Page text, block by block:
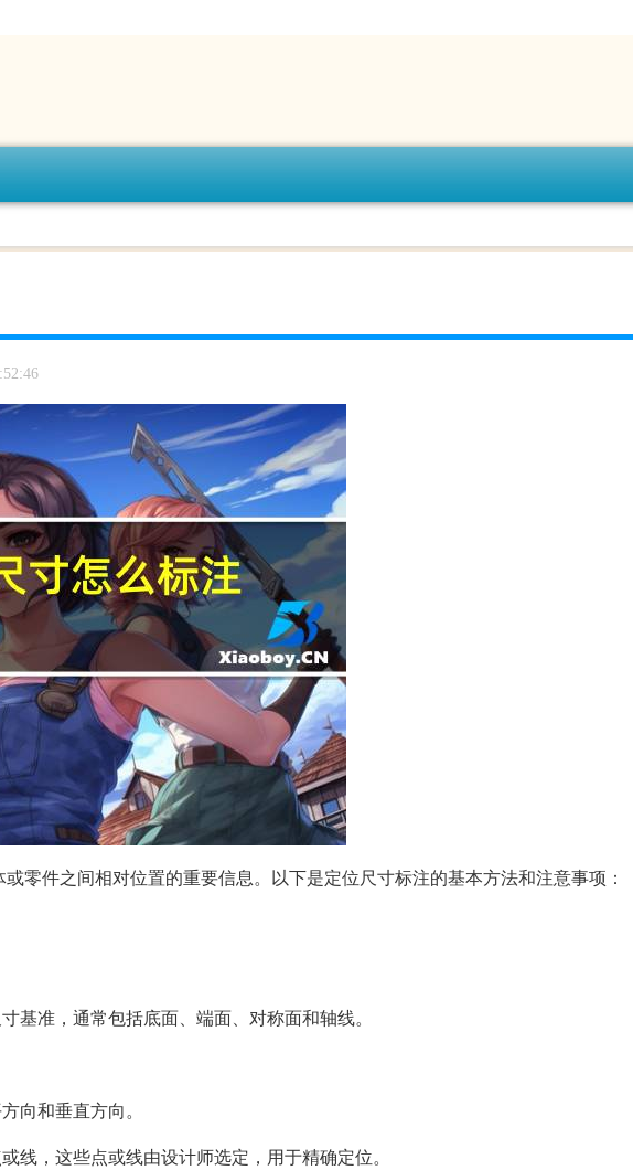
零件之间相对位置的重要信息。以下是定位尺寸标注的基本方法和注意事项：
基准，通常包括底面、端面、对称面和轴线。
向和垂直方向。
线，这些点或线由设计师选定，用于精确定位。